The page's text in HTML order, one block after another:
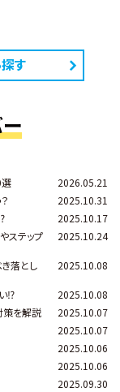
す
2026.05.21
2025.10.31
2025.10.17
ステップ
2025.10.24
落とし
2025.10.08
⁉
2025.10.08
策を解説
2025.10.07
2025.10.07
2025.10.06
2025.10.06
2025.09.30